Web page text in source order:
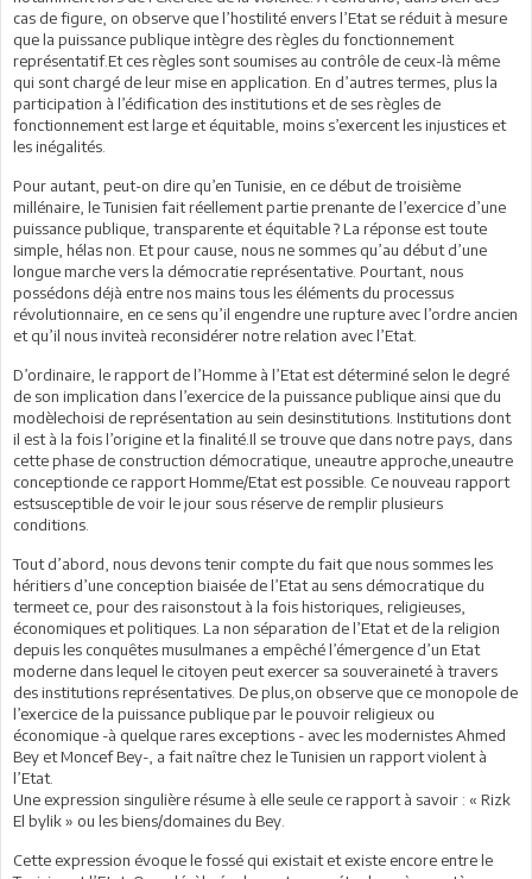
cas de figure, on observe que l’hostilité envers l’Etat se réduit à mesure
que la puissance publique intègre des règles du fonctionnement
représentatif.Et ces règles sont soumises au contrôle de ceux-là même
qui sont chargé de leur mise en application. En d’autres termes, plus la
participation à l’édification des institutions et de ses règles de
fonctionnement est large et équitable, moins s’exercent les injustices et
les inégalités.
Pour autant, peut-on dire qu’en Tunisie, en ce début de troisième
millénaire, le Tunisien fait réellement partie prenante de l’exercice d’une
puissance publique, transparente et équitable ? La réponse est toute
simple, hélas non. Et pour cause, nous ne sommes qu’au début d’une
longue marche vers la démocratie représentative. Pourtant, nous
possédons déjà entre nos mains tous les éléments du processus
révolutionnaire, en ce sens qu’il engendre une rupture avec l’ordre ancien
et qu’il nous inviteà reconsidérer notre relation avec l’Etat.
D’ordinaire, le rapport de l’Homme à l’Etat est déterminé selon le degré
de son implication dans l’exercice de la puissance publique ainsi que du
modèlechoisi de représentation au sein desinstitutions. Institutions dont
il est à la fois l’origine et la finalité.Il se trouve que dans notre pays, dans
cette phase de construction démocratique, uneautre approche,uneautre
conceptionde ce rapport Homme/Etat est possible. Ce nouveau rapport
estsusceptible de voir le jour sous réserve de remplir plusieurs
conditions.
Tout d’abord, nous devons tenir compte du fait que nous sommes les
héritiers d’une conception biaisée de l’Etat au sens démocratique du
termeet ce, pour des raisonstout à la fois historiques, religieuses,
économiques et politiques. La non séparation de l’Etat et de la religion
depuis les conquêtes musulmanes a empêché l’émergence d’un Etat
moderne dans lequel le citoyen peut exercer sa souveraineté à travers
des institutions représentatives. De plus,on observe que ce monopole de
l’exercice de la puissance publique par le pouvoir religieux ou
économique -à quelque rares exceptions - avec les modernistes Ahmed
Bey et Moncef Bey-, a fait naître chez le Tunisien un rapport violent à
l’Etat.
Une expression singulière résume à elle seule ce rapport à savoir : « Rizk
El bylik » ou les biens/domaines du Bey.
Cette expression évoque le fossé qui existait et existe encore entre le